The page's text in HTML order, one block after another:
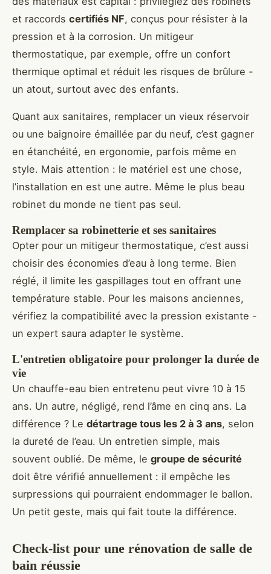
et raccords certifiés NF, conçus pour résister à la
pression et à la corrosion. Un mitigeur
thermostatique, par exemple, offre un confort
thermique optimal et réduit les risques de brûlure -
un atout, surtout avec des enfants.
Quant aux sanitaires, remplacer un vieux réservoir
ou une baignoire émaillée par du neuf, c’est gagner
en étanchéité, en ergonomie, parfois même en
style. Mais attention : le matériel est une chose,
l’installation en est une autre. Même le plus beau
robinet du monde ne tient pas seul.
Remplacer sa robinetterie et ses sanitaires
Opter pour un mitigeur thermostatique, c’est aussi
choisir des économies d’eau à long terme. Bien
réglé, il limite les gaspillages tout en offrant une
température stable. Pour les maisons anciennes,
vérifiez la compatibilité avec la pression existante -
un expert saura adapter le système.
L'entretien obligatoire pour prolonger la durée de
vie
Un chauffe-eau bien entretenu peut vivre 10 à 15
ans. Un autre, négligé, rend l’âme en cinq ans. La
différence ? Le détartrage tous les 2 à 3 ans, selon
la dureté de l’eau. Un entretien simple, mais
souvent oublié. De même, le groupe de sécurité
doit être vérifié annuellement : il empêche les
surpressions qui pourraient endommager le ballon.
Un petit geste, mais qui fait toute la différence.
Check-list pour une rénovation de salle de
bain réussie